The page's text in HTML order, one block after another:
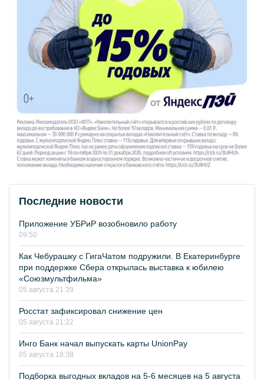
Последние новости
Приложение УБРиР возобновило работу
09:50
Как Чебурашку с ГигаЧатом подружили. В Екатеринбурге
при поддержке Сбера открылась выставка к юбилею
«Союзмультфильма»
05 августа 21:39
Росстат зафиксировал снижение цен
05 августа 21:22
Инго Банк начал выпускать карты UnionPay
05 августа 18:38
Подборка выгодных вкладов на 5-6 месяцев на 5 августа